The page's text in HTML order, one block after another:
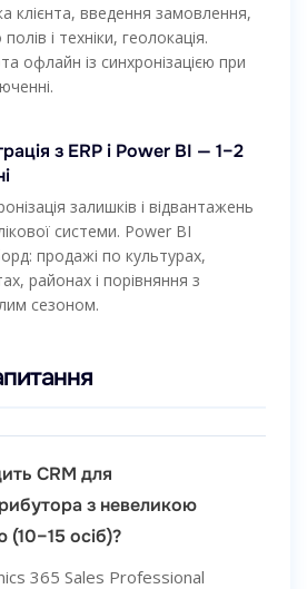
клієнта, введення замовлення,
і техніки, геолокація.
офлайн із синхронізацією при
з ERP і Power BI — 1–2
залишків і відвантажень
системи. Power BI
продажі по культурах,
районах і порівняння з
сезоном.
CRM для
з невеликою
осіб)?
365 Sales Professional